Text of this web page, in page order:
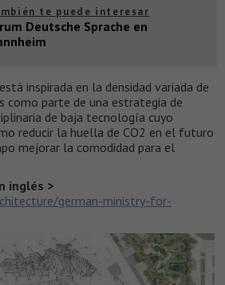
te puede interesar
Deutsche Sprache en
inspirada en la densidad variada de
como parte de una estrategia de
de baja tecnología cuyo
reducir la huella de CO2 en el futuro
mejorar la comodidad para el
inglés >
german-ministry-for-